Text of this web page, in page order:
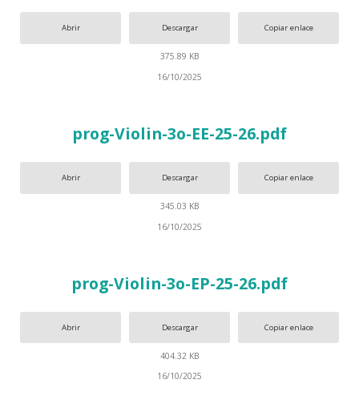
Abrir Descargar Copiar enlace
375.89 KB
16/10/2025
prog-Violin-3o-EE-25-26.pdf
Abrir Descargar Copiar enlace
345.03 KB
16/10/2025
prog-Violin-3o-EP-25-26.pdf
Abrir Descargar Copiar enlace
404.32 KB
16/10/2025